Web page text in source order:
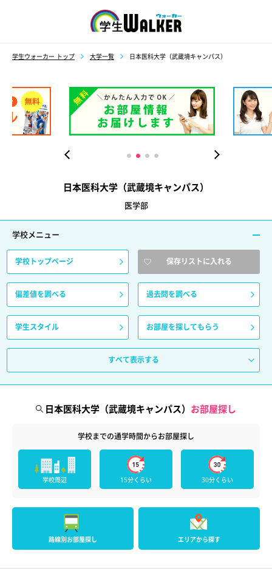
学生ウォーカー トップ 大学一覧 日本医科大学（武蔵境キャンパス）
日本医科大学（武蔵境キャンパス）
医学部
学校メニュー
学校トップページ 保存リストに入れる
偏差値を調べる 過去問を調べる
学生スタイル お部屋を探してもらう
すべて表示する
日本医科大学（武蔵境キャンパス） お部屋探し
学校までの通学時間からお部屋探し
学校周辺 15分くらい 30分くらい
路線別お部屋探し エリアから探す